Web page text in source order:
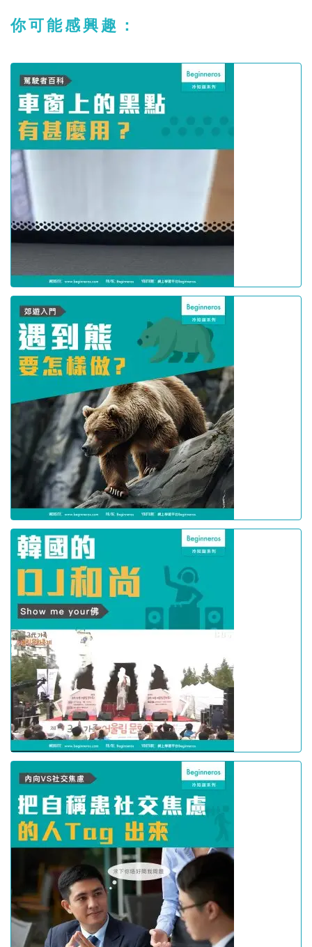
你可能感興趣：